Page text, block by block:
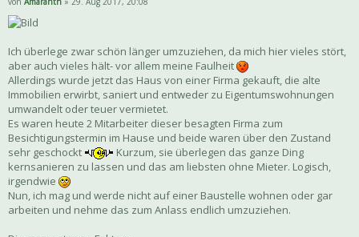
Ich überlege zwar schön länger umzuziehen, da mich hier vieles stört,
aber auch vieles hält- vor allem meine Faulheit
Allerdings wurde jetzt das Haus von einer Firma gekauft, die alte
Immobilien erwirbt, saniert und entweder zu Eigentumswohnungen
umwandelt oder teuer vermietet.
Es waren heute 2 Mitarbeiter dieser besagten Firma zum
Besichtigungstermin im Hause und beide waren über den Zustand
sehr geschockt
Kurzum, sie überlegen das ganze Ding
kernsanieren zu lassen und das am liebsten ohne Mieter. Logisch,
irgendwie
Nun, ich mag und werde nicht auf einer Baustelle wohnen oder gar
arbeiten und nehme das zum Anlass endlich umzuziehen.